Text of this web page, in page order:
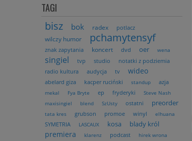
TAGI
bisz
bok radex potlacz
wilczy humor pchamytensyf
znak zapytania koncert dvd oer wena
singiel tvp studio
notatki z podziemia
radio kultura
audycja tv wideo
abelard giza kacper ruciński standup azja
mekal Fya Bryte ep fryderyki
Steve Nash
maxisingiel
blend SzUsty ostatni preorder
tata kres grubson promoe winyl elhuana
SYMETRIA LASCAUX kosa blady król
premiera klarenz podcast
hirek wrona